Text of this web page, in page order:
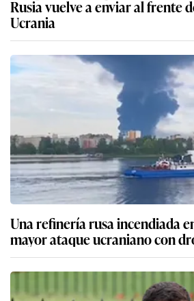
Rusia vuelve a enviar al frente
Ucrania
Una refinería rusa incendiada
mayor ataque ucraniano con